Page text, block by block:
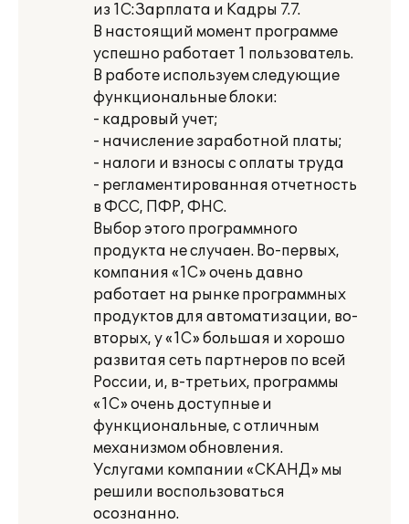
из 1С:Зарплата и Кадры 7.7.
В настоящий момент программе
успешно работает 1 пользователь.
В работе используем следующие
функциональные блоки:
- кадровый учет;
- начисление заработной платы;
- налоги и взносы с оплаты труда
- регламентированная отчетность
в ФСС, ПФР, ФНС.
Выбор этого программного
продукта не случаен. Во-первых,
компания «1С» очень давно
работает на рынке программных
продуктов для автоматизации, во-
вторых, у «1С» большая и хорошо
развитая сеть партнеров по всей
России, и, в-третьих, программы
«1С» очень доступные и
функциональные, с отличным
механизмом обновления.
Услугами компании «СКАНД» мы
решили воспользоваться
осознанно.